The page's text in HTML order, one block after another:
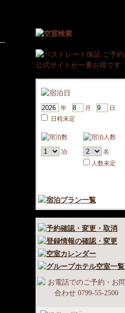
年 月
日
日程未定
泊
名
人数未定